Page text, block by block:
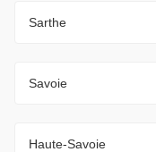
Sarthe
Savoie
Haute-Savoie